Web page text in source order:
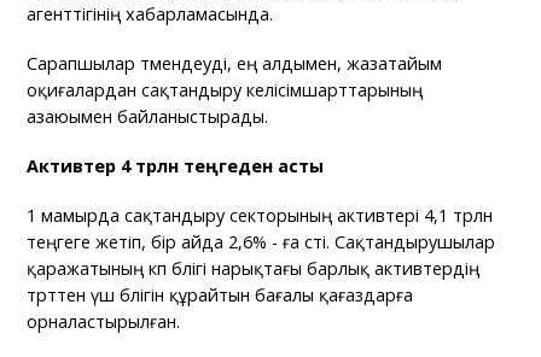
агенттігінің хабарламасында.
Сарапшылар төмендеуді, ең алдымен, жазатайым
оқиғалардан сақтандыру келісімшарттарының
азаюымен байланыстырады.
Активтер 4 трлн теңгеден асты
1 мамырда сақтандыру секторының активтері 4,1 трлн
теңгеге жетіп, бір айда 2,6% - ға өсті. Сақтандырушылар
қаражатының көп бөлігі нарықтағы барлық активтердің
төрттен үш бөлігін құрайтын бағалы қағаздарға
орналастырылған.